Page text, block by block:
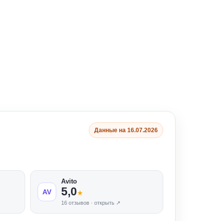
Данные на 16.07.2026
AV
Avito
5,0★
16 отзывов · открыть ↗